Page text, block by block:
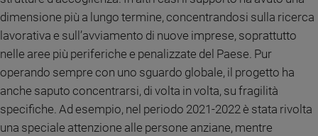
Tv
e
streaming
Libri
Musica
Arte
ed
dimensione più a lungo termine, concentrandosi sulla ricerca
lavorativa e sull’avviamento di nuove imprese, soprattutto
nelle aree più periferiche e penalizzate del Paese. Pur
operando sempre con uno sguardo globale, il progetto ha
anche saputo concentrarsi, di volta in volta, su fragilità
specifiche. Ad esempio, nel periodo 2021-2022 è stata rivolta
una speciale attenzione alle persone anziane, mentre